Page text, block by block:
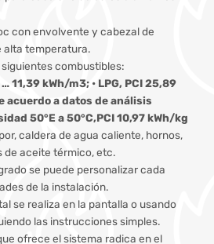
con envolvente y cabezal de
alta temperatura.
combustibles:
11,39 kWh/m3; • LPG, PCI 25,89
acuerdo a datos de análisis
50°E a 50°C,PCI 10,97 kWh/kg
caldera de agua caliente, hornos,
de aceite térmico, etc.
se puede personalizar cada
de la instalación.
se realiza en la pantalla o usando
las instrucciones simples.
ofrece el sistema radica en el